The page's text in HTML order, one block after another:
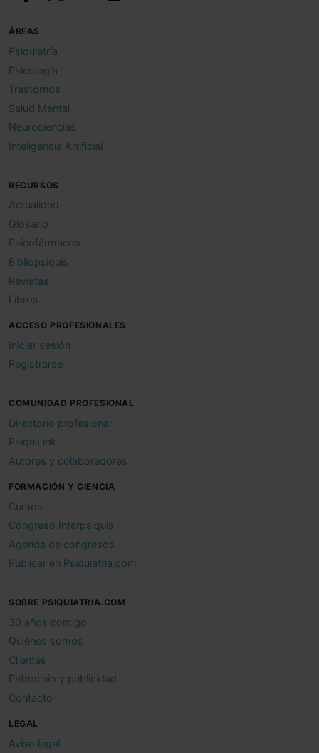
ÁREAS
Psiquiatría
Psicología
Trastornos
Salud Mental
Neurociencias
Inteligencia Artificial
RECURSOS
Actualidad
Glosario
Psicofármacos
Bibliopsiquis
Revistas
Libros
ACCESO PROFESIONALES
Iniciar sesión
Registrarse
COMUNIDAD PROFESIONAL
Directorio profesional
PsiquiLink
Autores y colaboradores
FORMACIÓN Y CIENCIA
Cursos
Congreso Interpsiquis
Agenda de congresos
Publicar en Psiquiatria.com
SOBRE PSIQUIATRIA.COM
30 años contigo
Quiénes somos
Clientes
Patrocinio y publicidad
Contacto
LEGAL
Aviso legal